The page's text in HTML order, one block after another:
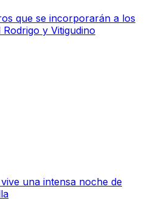
que se incorporarán a los
Rodrigo y Vitigudino
una intensa noche de